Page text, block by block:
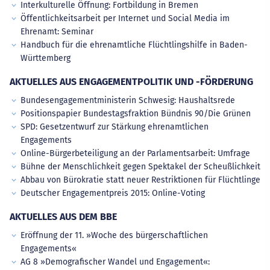
Interkulturelle Öffnung: Fortbildung in Bremen
Öffentlichkeitsarbeit per Internet und Social Media im
Ehrenamt: Seminar
Handbuch für die ehrenamtliche Flüchtlingshilfe in Baden-
Württemberg
AKTUELLES AUS ENGAGEMENTPOLITIK UND -FÖRDERUNG
Bundesengagementministerin Schwesig: Haushaltsrede
Positionspapier Bundestagsfraktion Bündnis 90/Die Grünen
SPD: Gesetzentwurf zur Stärkung ehrenamtlichen
Engagements
Online-Bürgerbeteiligung an der Parlamentsarbeit: Umfrage
Bühne der Menschlichkeit gegen Spektakel der Scheußlichkeit
Abbau von Bürokratie statt neuer Restriktionen für Flüchtlinge
Deutscher Engagementpreis 2015: Online-Voting
AKTUELLES AUS DEM BBE
Eröffnung der 11. »Woche des bürgerschaftlichen
Engagements«
AG 8 »Demografischer Wandel und Engagement«: